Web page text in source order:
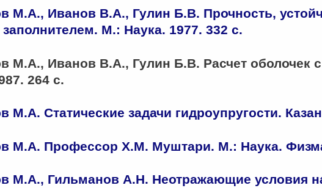
М.А., Иванов В.А., Гулин Б.В. Прочность,
М.: Наука. 1977. 332 с.
М.А., Иванов В.А., Гулин Б.В. Расчет оболочек
264 с.
М.А. Статические задачи гидроупругости.
М.А. Профессор Х.М. Муштари. М.: Наука.
М.А., Гильманов А.Н. Неотражающие условия